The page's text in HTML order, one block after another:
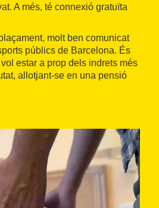
A més, té connexió gratuïta
molt ben comunicat
públics de Barcelona. És
estar a prop dels indrets més
allotjant-se en una pensió